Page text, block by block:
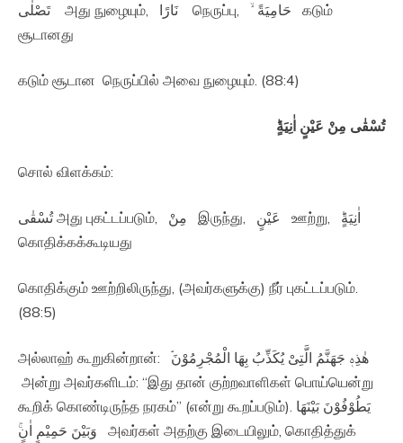
تَصْلٰى அது நுழையும், نَارًا நெருப்பு, حَامِيَةً ۙ‏ கடும்
சூடானது
கடும் சூடான நெருப்பில் அவை நுழையும். (88:4)
تُسْقٰى مِنْ عَيْنٍ اٰنِيَةٍؕ‏
சொல் விளக்கம்:
تُسْقٰى அது புகட்டப்படும், مِنْ இருந்து, عَيْنٍ ஊற்று, اٰنِيَةٍؕ‏
கொதிக்கக்கூடியது
கொதிக்கும் ஊற்றிலிருந்து, (அவர்களுக்கு) நீர் புகட்டப்படும்.
(88:5)
அல்லாஹ் கூறுகின்றான்: هٰذِهٖ جَهَنَّمُ الَّتِىْ يُكَذِّبُ بِهَا الْمُجْرِمُوْنَ‌ۘ‏
அன்று அவர்களிடம்: “இது தான் குற்றவாளிகள் பொய்யென்று
கூறிக் கொண்டிருந்த நரகம்” (என்று கூறப்படும்). يَطُوْفُوْنَ بَيْنَهَا
وَبَيْنَ حَمِيْمٍ اٰنٍ‌ۚ‏ அவர்கள் அதற்கு இடையிலும், கொதித்துக்